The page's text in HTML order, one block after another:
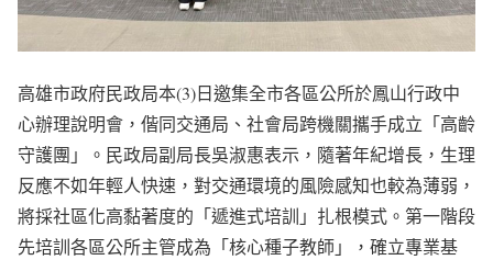
高雄市政府民政局本(3)日邀集全市各區公所於鳳山行政中
心辦理說明會，偕同交通局、社會局跨機關攜手成立「高齡
守護團」。民政局副局長吳淑惠表示，隨著年紀增長，生理
反應不如年輕人快速，對交通環境的風險感知也較為薄弱，
將採社區化高黏著度的「遞進式培訓」扎根模式。第一階段
先培訓各區公所主管成為「核心種子教師」，確立專業基